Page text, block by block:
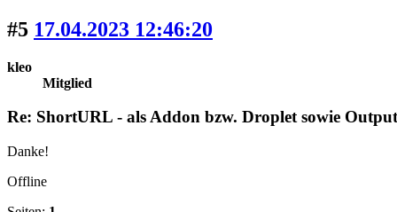
#5 17.04.2023 12:46:20
kleo
Mitglied
Re: ShortURL - als Addon bzw. Droplet sowie
Danke!
Offline